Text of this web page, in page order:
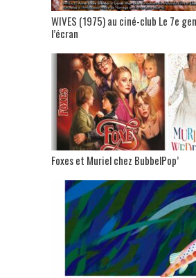
WIVES (1975) au ciné-club Le 7e
l’écran
Foxes et Muriel chez BubbelPop’